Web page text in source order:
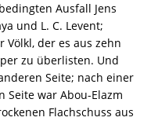
Ausfall Jens
und L. C. Levent;
Völkl, der es aus zehn
zu überlisten. Und
Seite; nach einer
Seite war Abou-Elazm
Flachschuss aus